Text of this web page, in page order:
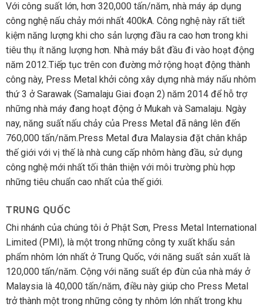
Với công suất lớn, hơn 320,000 tấn/năm, nhà máy áp dụng
công nghệ nấu chảy mới nhất 400kA. Công nghệ này rất tiết
kiệm năng lượng khi cho sản lượng đầu ra cao hơn trong khi
tiêu thụ ít năng lượng hơn. Nhà máy bắt đầu đi vào hoạt động
năm 2012.Tiếp tục trên con đường mở rộng hoạt động thành
công này, Press Metal khởi công xây dựng nhà máy nấu nhôm
thứ 3 ở Sarawak (Samalaju Giai đoạn 2) năm 2014 để hỗ trợ
những nhà máy đang hoạt động ở Mukah và Samalaju. Ngày
nay, năng suất nấu chảy của Press Metal đã nâng lên đến
760,000 tấn/năm.Press Metal đưa Malaysia đặt chân khắp
thế giới với vị thế là nhà cung cấp nhôm hàng đầu, sử dụng
công nghệ mới nhất tối thân thiện với môi trường phù hợp
những tiêu chuẩn cao nhất của thế giới.
TRUNG QUỐC
Chi nhánh của chúng tôi ở Phật Sơn, Press Metal International
Limited (PMI), là một trong những công ty xuất khẩu sản
phẩm nhôm lớn nhất ở Trung Quốc, với năng suất sản xuất là
120,000 tấn/năm. Cộng với năng suất ép đùn của nhà máy ở
Malaysia là 40,000 tấn/năm, điều này giúp cho Press Metal
trở thành một trong những công ty nhôm lớn nhất trong khu